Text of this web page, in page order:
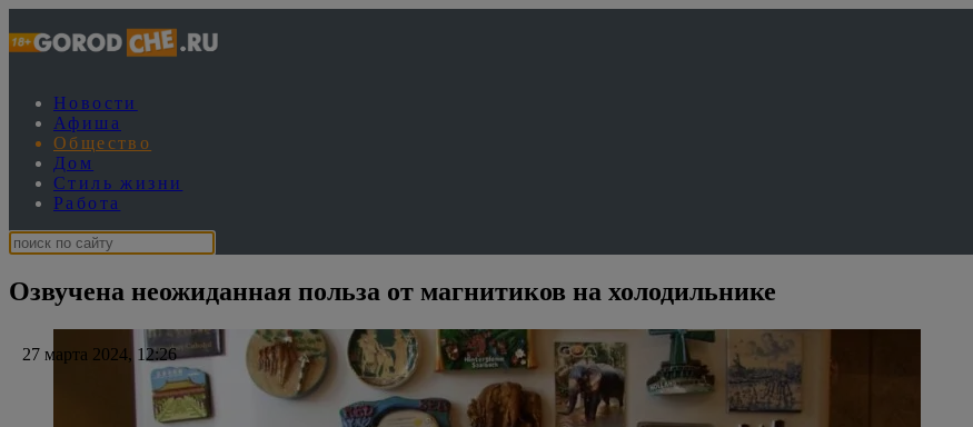
Новости
Афиша
Общество
Дом
Стиль жизни
Работа
Озвучена неожиданная польза от магнитиков на холодильнике
27 марта 2024, 12:26